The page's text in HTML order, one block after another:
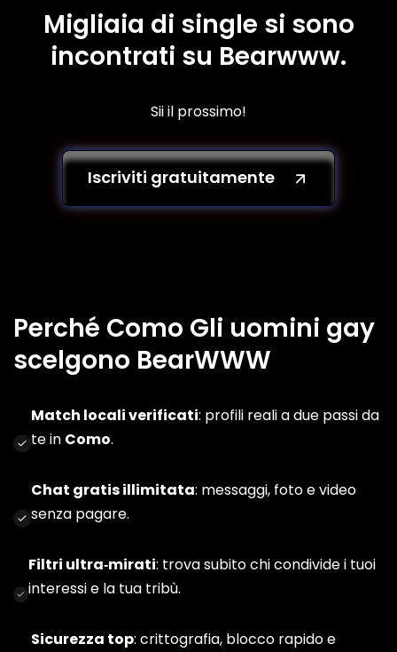
Migliaia di single si sono
incontrati su Bearwww.
Sii il prossimo!
Iscriviti gratuitamente
Perché Como Gli uomini gay
scelgono BearWWW
Match locali verificati: profili reali a due passi da
te in Como.
Chat gratis illimitata: messaggi, foto e video
senza pagare.
Filtri ultra‑mirati: trova subito chi condivide i tuoi
interessi e la tua tribù.
Sicurezza top: crittografia, blocco rapido e